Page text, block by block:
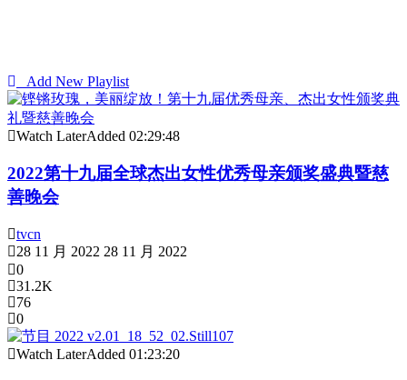
Add New Playlist
Watch LaterAdded 02:29:48
2022第十九届全球杰出女性优秀母亲颁奖盛典暨慈
善晚会
tvcn
28 11 月 2022 28 11 月 2022
0
31.2K
76
0
Watch LaterAdded 01:23:20